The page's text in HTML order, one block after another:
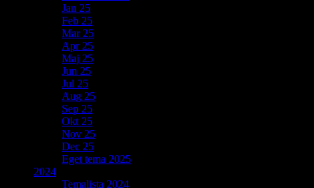
Jan 25
Feb 25
Mar 25
Apr 25
Maj 25
Jun 25
Jul 25
Aug 25
Sep 25
Okt 25
Nov 25
Dec 25
Eget tema 2025
2024
Temalista 2024